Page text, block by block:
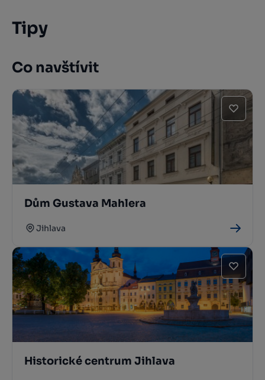
Tipy
Co navštívit
Dům Gustava Mahlera
Jihlava
Historické centrum Jihlava